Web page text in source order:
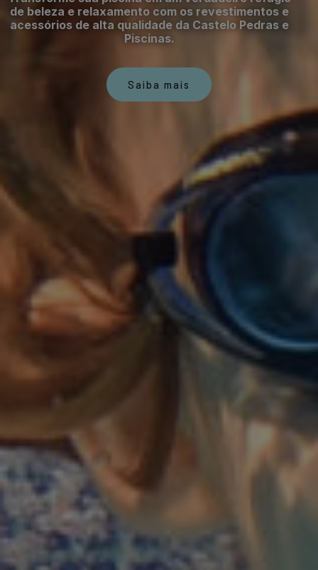
de beleza e relaxamento com os revestimentos e
acessórios de alta qualidade da Castelo Pedras e
Piscinas.
Saiba mais